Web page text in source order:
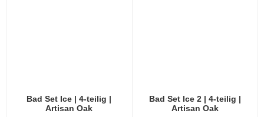
Bad Set Ice | 4-teilig |
Artisan Oak
Bad Set Ice 2 | 4-teilig |
Artisan Oak